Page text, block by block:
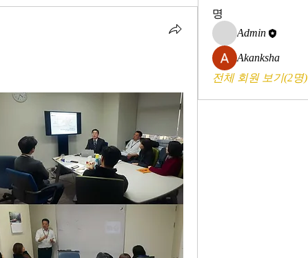
명
Admin
Akanksha
전체 회원 보기(2명)